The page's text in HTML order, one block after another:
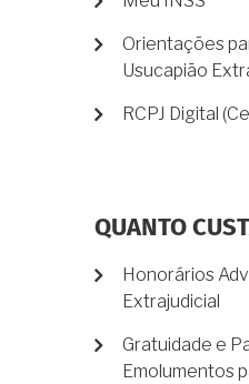
Orientações
Usucapião
RCPJ Digital
QUANTO
Honorários
Extrajudicial
Gratuidade e
Emolumentos